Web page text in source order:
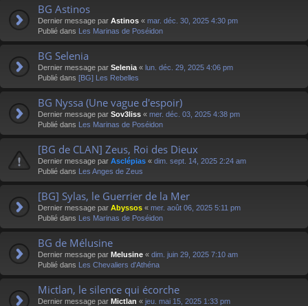
BG Astinos
Dernier message par Astinos « mar. déc. 30, 2025 4:30 pm
Publié dans Les Marinas de Poséidon
BG Selenia
Dernier message par Selenia « lun. déc. 29, 2025 4:06 pm
Publié dans [BG] Les Rebelles
BG Nyssa (Une vague d'espoir)
Dernier message par Sov3liss « mer. déc. 03, 2025 4:38 pm
Publié dans Les Marinas de Poséidon
[BG de CLAN] Zeus, Roi des Dieux
Dernier message par Asclépias « dim. sept. 14, 2025 2:24 am
Publié dans Les Anges de Zeus
[BG] Sylas, le Guerrier de la Mer
Dernier message par Abyssos « mer. août 06, 2025 5:11 pm
Publié dans Les Marinas de Poséidon
BG de Mélusine
Dernier message par Melusine « dim. juin 29, 2025 7:10 am
Publié dans Les Chevaliers d'Athéna
Mictlan, le silence qui écorche
Dernier message par Mictlan « jeu. mai 15, 2025 1:33 pm